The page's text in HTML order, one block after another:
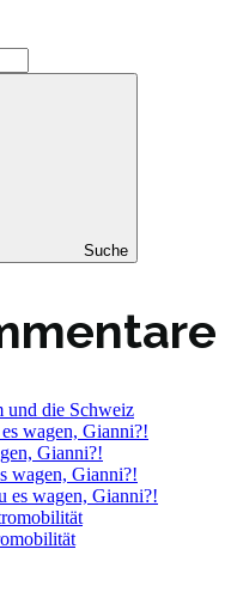
Suche
und die Schweiz
wagen, Gianni?!
Gianni?!
wagen, Gianni?!
es wagen, Gianni?!